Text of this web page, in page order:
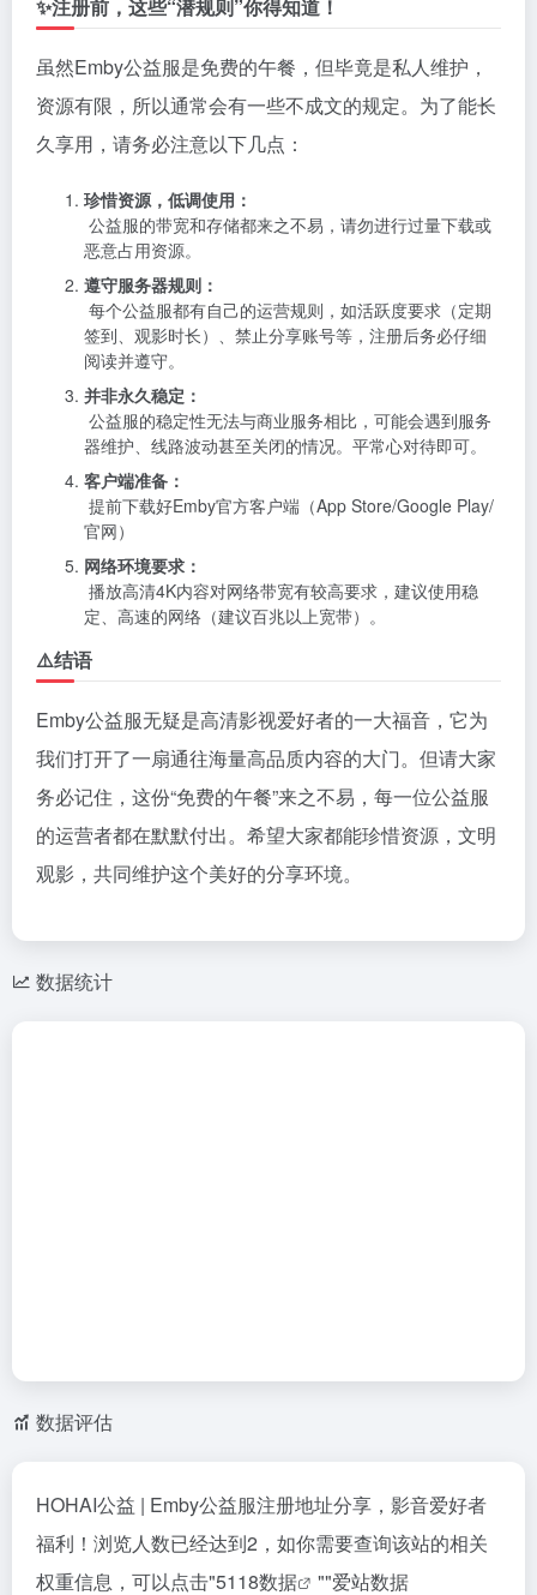
✨注册前，这些“潜规则”你得知道！
虽然Emby公益服是免费的午餐，但毕竟是私人维护，
资源有限，所以通常会有一些不成文的规定。为了能长
久享用，请务必注意以下几点：
珍惜资源，低调使用：
公益服的带宽和存储都来之不易，请勿进行过量下载或
恶意占用资源。
遵守服务器规则：
每个公益服都有自己的运营规则，如活跃度要求（定期
签到、观影时长）、禁止分享账号等，注册后务必仔细
阅读并遵守。
并非永久稳定：
公益服的稳定性无法与商业服务相比，可能会遇到服务
器维护、线路波动甚至关闭的情况。平常心对待即可。
客户端准备：
提前下载好Emby官方客户端（App Store/Google Play/
官网）
网络环境要求：
播放高清4K内容对网络带宽有较高要求，建议使用稳
定、高速的网络（建议百兆以上宽带）。
⚠️结语
Emby公益服无疑是高清影视爱好者的一大福音，它为
我们打开了一扇通往海量高品质内容的大门。但请大家
务必记住，这份“免费的午餐”来之不易，每一位公益服
的运营者都在默默付出。希望大家都能珍惜资源，文明
观影，共同维护这个美好的分享环境。
数据统计
数据评估
HOHAI公益 | Emby公益服注册地址分享，影音爱好者
福利！浏览人数已经达到2，如你需要查询该站的相关
权重信息，可以点击"5118数据 ""爱站数据